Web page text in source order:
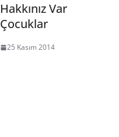
Hakkınız Var
Çocuklar
25 Kasım 2014